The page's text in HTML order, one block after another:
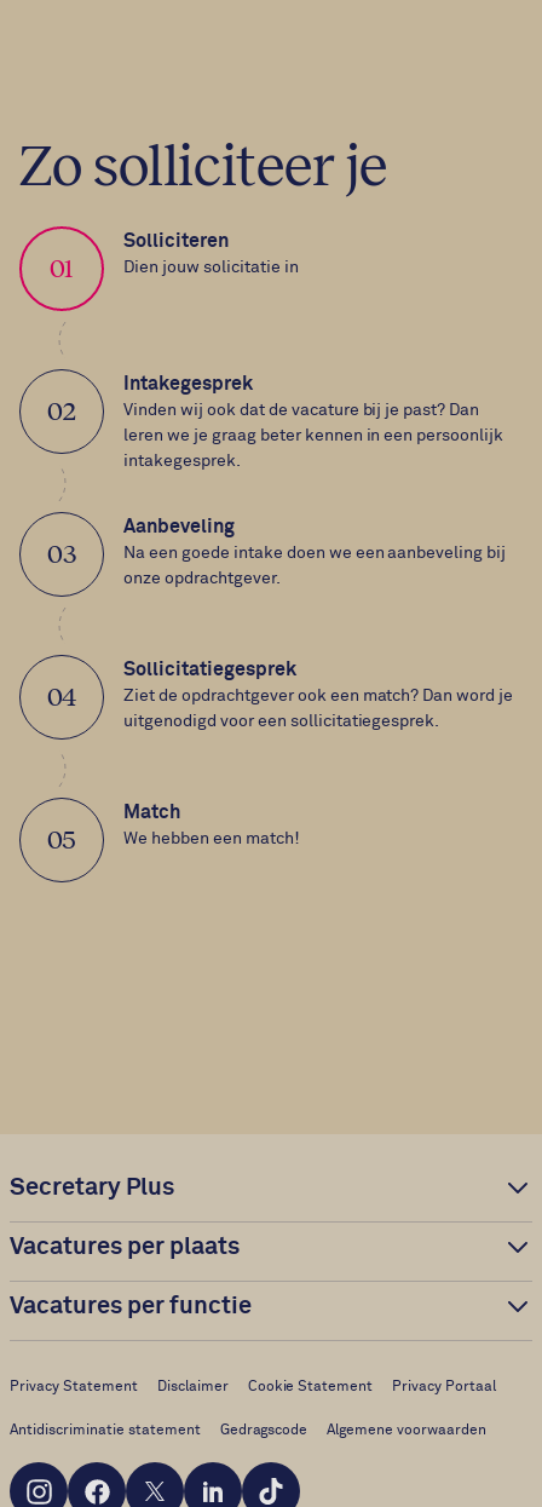
Zo solliciteer je
01
Solliciteren
Dien jouw solicitatie in
02
Intakegesprek
Vinden wij ook dat de vacature bij je past? Dan
leren we je graag beter kennen in een persoonlijk
intakegesprek.
03
Aanbeveling
Na een goede intake doen we een aanbeveling bij
onze opdrachtgever.
04
Sollicitatiegesprek
Ziet de opdrachtgever ook een match? Dan word je
uitgenodigd voor een sollicitatiegesprek.
05
Match
We hebben een match!
Secretary Plus
Vacatures per plaats
Vacatures per functie
Privacy Statement Disclaimer Cookie Statement Privacy Portaal
Antidiscriminatie statement Gedragscode Algemene voorwaarden
InstagramFacebook
X LinkedInTikTok